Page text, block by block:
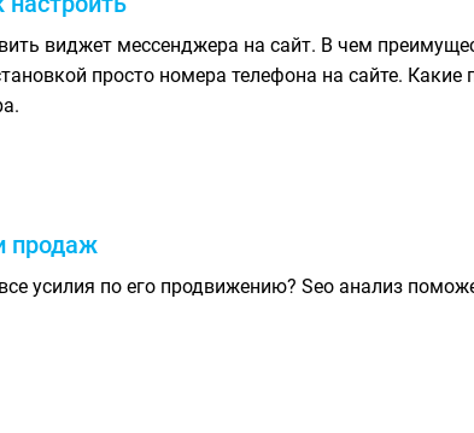
виджет мессенджера на сайт. В чем
просто номера телефона на сайте. Какие
продаж
усилия по его продвижению? Seo анализ